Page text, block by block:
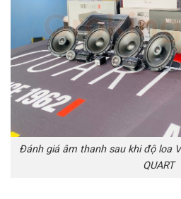
Đánh giá âm thanh sau khi độ loa
QUART